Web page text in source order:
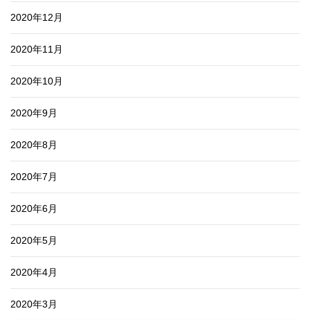
2020年12月
2020年11月
2020年10月
2020年9月
2020年8月
2020年7月
2020年6月
2020年5月
2020年4月
2020年3月